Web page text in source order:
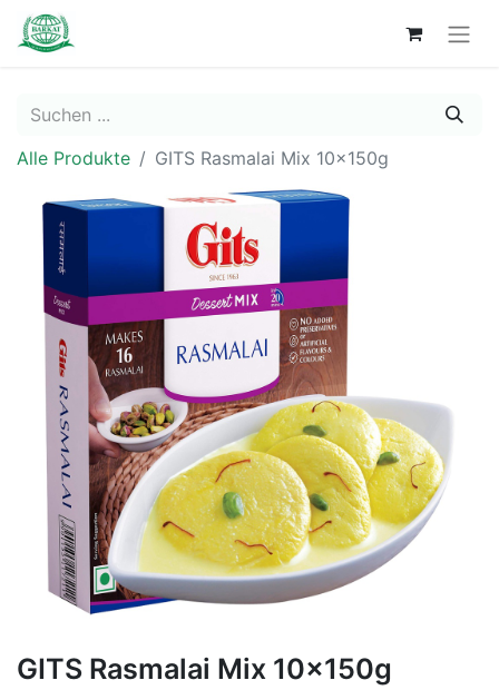
Alle Produkte GITS Rasmalai Mix 10x150g
GITS Rasmalai Mix 10x150g